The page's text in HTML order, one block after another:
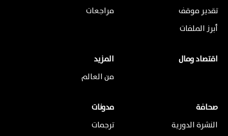
تقدير موقف
أبرز الملفات
مراجعات
اقتصاد ومال
المزيد
من العالم
صحافة
النشرة الدورية
مدونات
ترجمات